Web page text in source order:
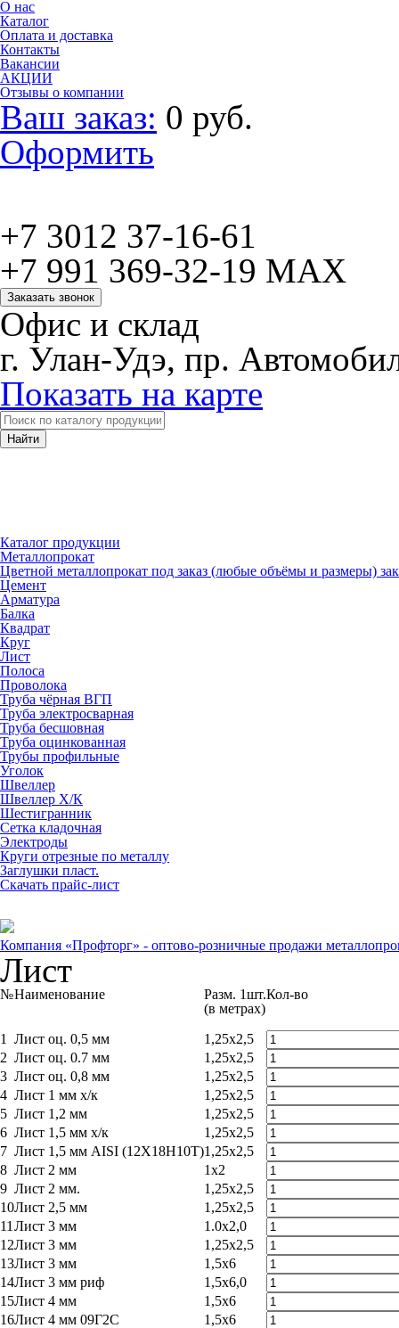
О нас
Каталог
Оплата и доставка
Контакты
Вакансии
АКЦИИ
Отзывы о компании
Ваш заказ: 0 руб.
Оформить
+7 3012 37-16-61
+7 991 369-32-19 MAX
Заказать звонок
Офис и склад
г. Улан-Удэ, пр.
Показать на карте
Каталог продукции
Металлопрокат
Цветной металлопрокат под заказ (любые объёмы и размеры)
Цемент
Арматура
Балка
Квадрат
Круг
Лист
Полоса
Проволока
Труба чёрная ВГП
Труба электросварная
Труба бесшовная
Труба оцинкованная
Трубы профильные
Уголок
Швеллер
Швеллер Х/К
Шестигранник
Сетка кладочная
Электроды
Круги отрезные по металлу
Заглушки пласт.
Скачать прайс-лист
Компания «Профторг» - оптово-розничные продажи
Лист
№Наименование
Разм. 1шт.
(в метрах)
Кол-во
1 Лист оц. 0,5 мм
1,25x2,5
2 Лист оц. 0.7 мм
1,25x2,5
3 Лист оц. 0,8 мм
1,25x2,5
4 Лист 1 мм х/к
1,25x2,5
5 Лист 1,2 мм
1,25x2,5
6 Лист 1,5 мм х/к
1,25x2,5
7 Лист 1,5 мм AISI (12Х18Н10Т)1,25x2,5
8 Лист 2 мм
1x2
9 Лист 2 мм.
1,25x2,5
10Лист 2,5 мм
1,25x2,5
11 Лист 3 мм
1.0x2,0
12Лист 3 мм
1,25x2,5
13Лист 3 мм
1,5x6
14Лист 3 мм риф
1,5x6,0
15Лист 4 мм
1,5x6
16Лист 4 мм 09Г2С
1,5x6